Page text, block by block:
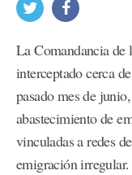
La Comandancia
interceptado cerca
pasado mes de
abastecimiento de
vinculadas a redes
emigración